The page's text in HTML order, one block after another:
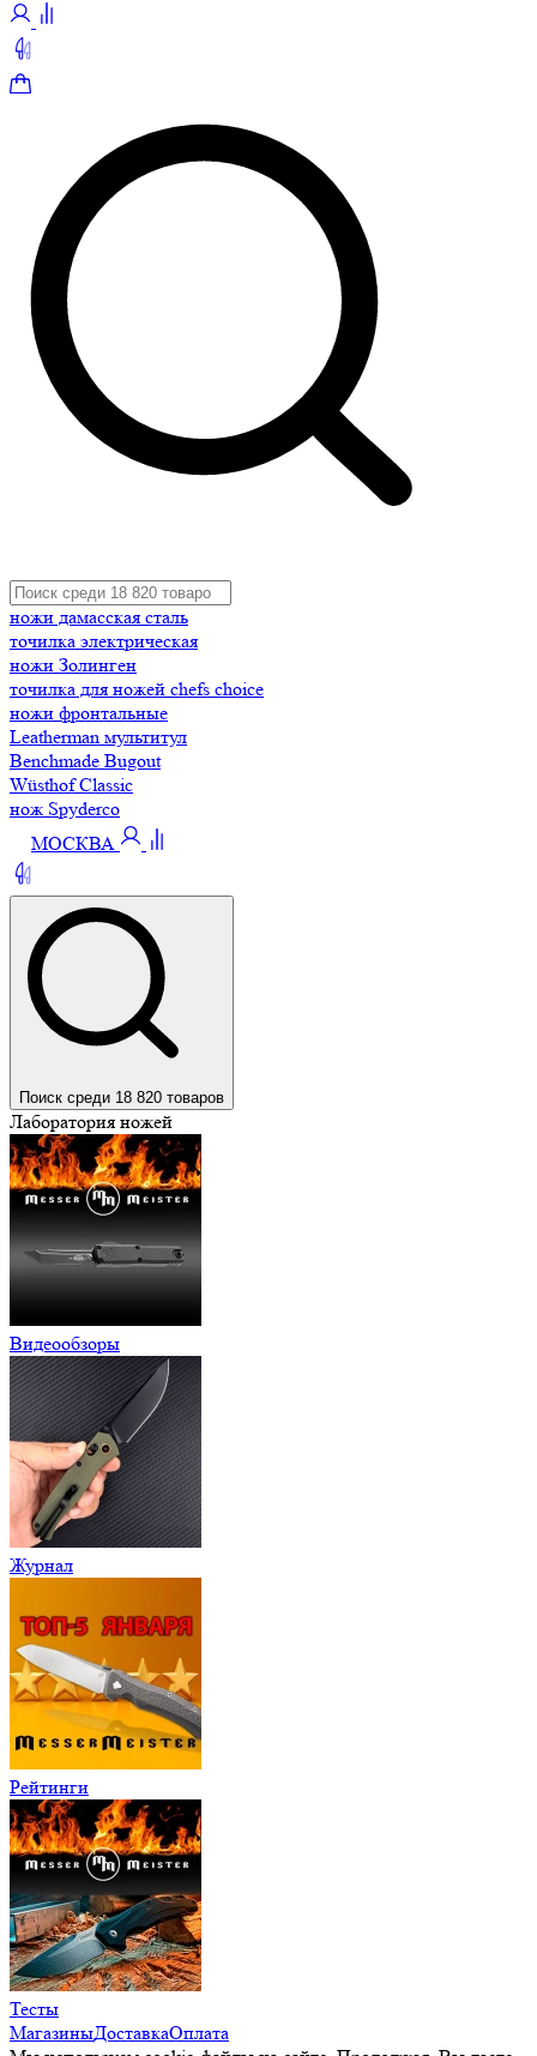
ножи дамасская сталь
точилка электрическая
ножи Золинген
точилка для ножей chefs choice
ножи фронтальные
Leatherman мультитул
Benchmade Bugout
Wüsthof Classic
нож Spyderco
МОСКВА
Поиск среди 18 820 товаров
Лаборатория ножей
Видеообзоры
Журнал
Рейтинги
Тесты
МагазиныДоставкаОплата